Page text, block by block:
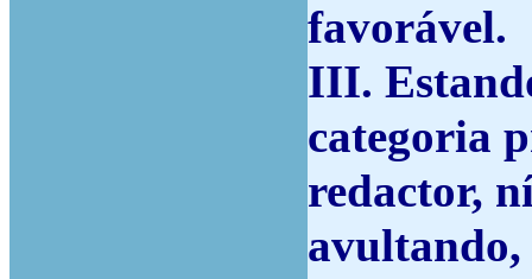
favorável.
III.
categoria
redactor,
avultando,